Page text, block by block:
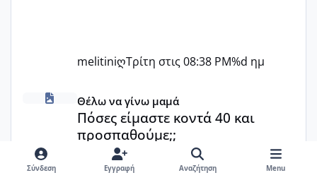
melitiniღΤρίτη στις 08:38 PM%d ημ
Πόσες είμαστε κοντά 40 και προσπαθούμε;;
Θέλω να γίνω μαμά
Πόσες είμαστε κοντά 40 και
προσπαθούμε;;
Melikara86 1 Αυγούστου
Σύνδεση Εγγραφή Αναζήτηση Menu